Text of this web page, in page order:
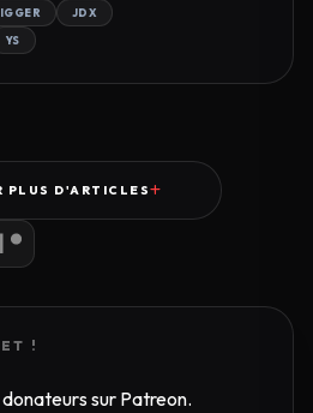
JDX
YS
PLUS D'ARTICLES
!
sur Patreon.